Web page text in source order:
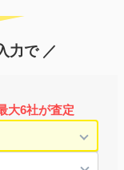
力で ／
大6社が査定